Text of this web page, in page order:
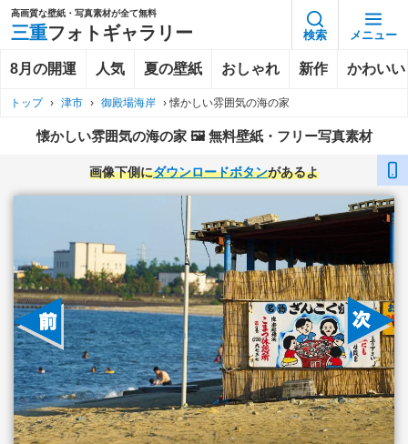
高画質な壁紙・写真素材が全て無料
三重フォトギャラリー 検索 メニュー
8月の開運 人気 夏の壁紙 おしゃれ 新作 かわいい
トップ › 津市 › 御殿場海岸 ›懐かしい雰囲気の海の家
懐かしい雰囲気の海の家 🖼️ 無料壁紙・フリー写真素材
画像下側にダウンロードボタンがあるよ